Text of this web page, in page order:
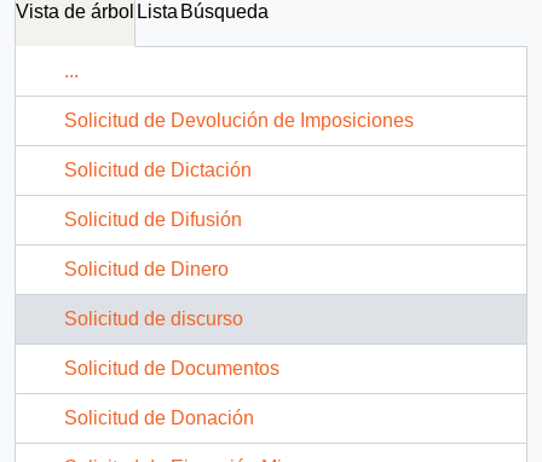
Vista de árbol Lista Búsqueda
...
Solicitud de Devolución de Imposiciones
Solicitud de Dictación
Solicitud de Difusión
Solicitud de Dinero
Solicitud de discurso
Solicitud de Documentos
Solicitud de Donación